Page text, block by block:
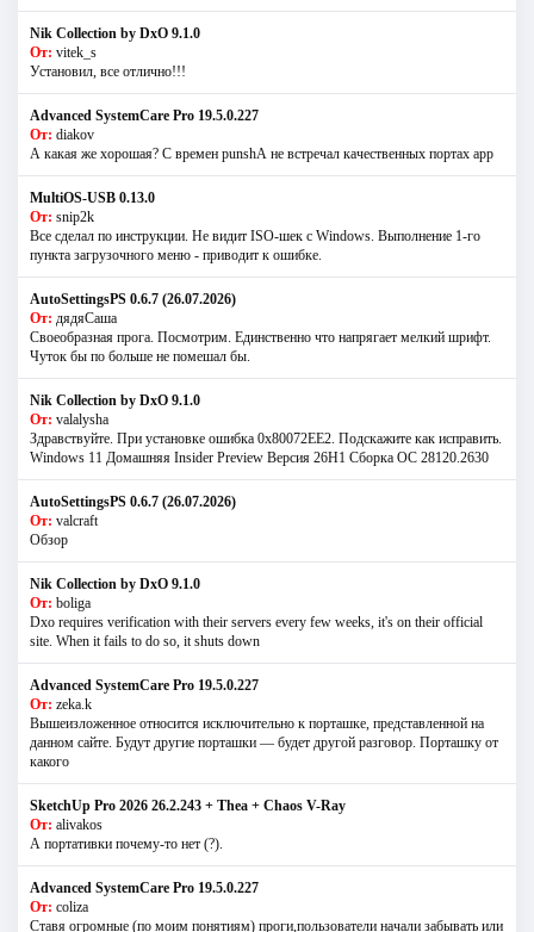
Nik Collection by DxO 9.1.0
От: vitek_s
Установил, все отлично!!!
Advanced SystemCare Pro 19.5.0.227
От: diakov
А какая же хорошая? С времен punshА не встречал качественных портах app
MultiOS-USB 0.13.0
От: snip2k
Все сделал по инструкции. Не видит ISO-шек с Windows. Выполнение 1-го
пункта загрузочного меню - приводит к ошибке.
AutoSettingsPS 0.6.7 (26.07.2026)
От: дядяСаша
Своеобразная прога. Посмотрим. Единственно что напрягает мелкий шрифт.
Чуток бы по больше не помешал бы.
Nik Collection by DxO 9.1.0
От: valalysha
Здравствуйте. При установке ошибка 0х80072EE2. Подскажите как исправить.
Windows 11 Домашняя Insider Preview Версия 26H1 Сборка ОС 28120.2630
AutoSettingsPS 0.6.7 (26.07.2026)
От: valcraft
Обзор
Nik Collection by DxO 9.1.0
От: boliga
Dxo requires verification with their servers every few weeks, it's on their official
site. When it fails to do so, it shuts down
Advanced SystemCare Pro 19.5.0.227
От: zeka.k
Вышеизложенное относится исключительно к порташке, представленной на
данном сайте. Будут другие порташки — будет другой разговор. Порташку от
какого
SketchUp Pro 2026 26.2.243 + Thea + Chaos V-Ray
От: alivakos
А портативки почему-то нет (?).
Advanced SystemCare Pro 19.5.0.227
От: coliza
Ставя огромные (по моим понятиям) проги,пользователи начали забывать или